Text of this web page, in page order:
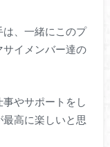
、一緒にこのプ
イメンバー達の
やサポートをし
高に楽しいと思